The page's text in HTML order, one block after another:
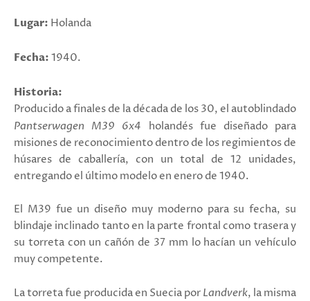
Lugar: Holanda
Fecha: 1940.
Historia:
Producido a finales de la década de los 30, el autoblindado
Pantserwagen M39 6x4 holandés fue diseñado para
misiones de reconocimiento dentro de los regimientos de
húsares de caballería, con un total de 12 unidades,
entregando el último modelo en enero de 1940.
El M39 fue un diseño muy moderno para su fecha, su
blindaje inclinado tanto en la parte frontal como trasera y
su torreta con un cañón de 37 mm lo hacían un vehículo
muy competente.
La torreta fue producida en Suecia por Landverk, la misma